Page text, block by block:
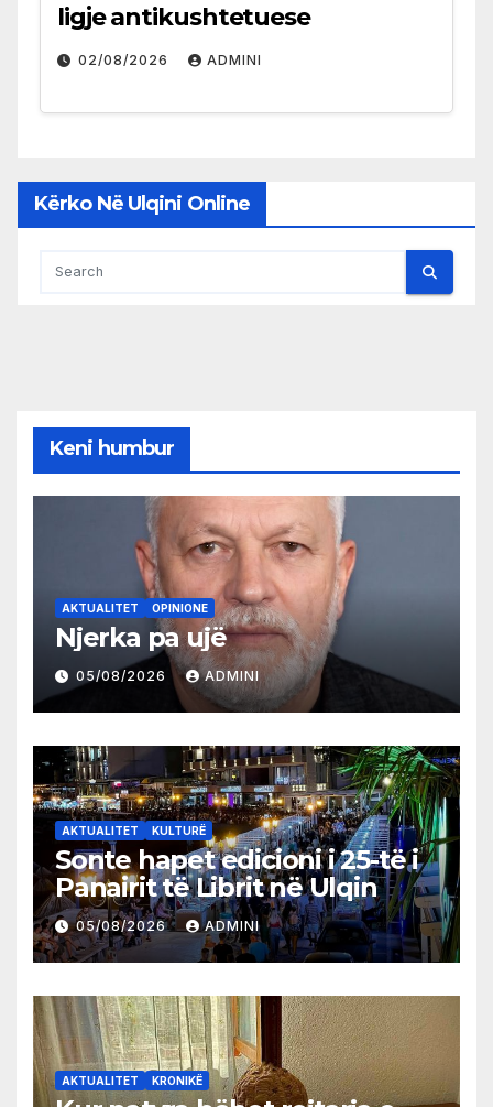
ligje antikushtetuese
02/08/2026 ADMINI
Kërko Në Ulqini Online
Keni humbur
AKTUALITET OPINIONE
Njerka pa ujë
05/08/2026 ADMINI
AKTUALITET KULTURË
Sonte hapet edicioni i 25-të i
Panairit të Librit në Ulqin
05/08/2026 ADMINI
AKTUALITET KRONIKË